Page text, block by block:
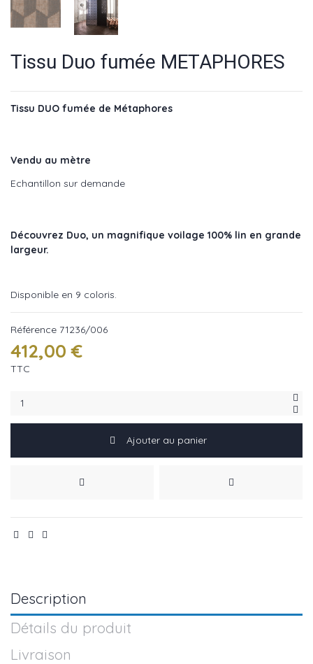
Tissu Duo fumée METAPHORES
Tissu DUO fumée de Métaphores
Vendu au mètre
Echantillon sur demande
Découvrez Duo, un magnifique voilage 100% lin en grande
largeur.
Disponible en 9 coloris.
Référence 71236/006
412,00 €
TTC
Ajouter au panier
Description
Détails du produit
Livraison